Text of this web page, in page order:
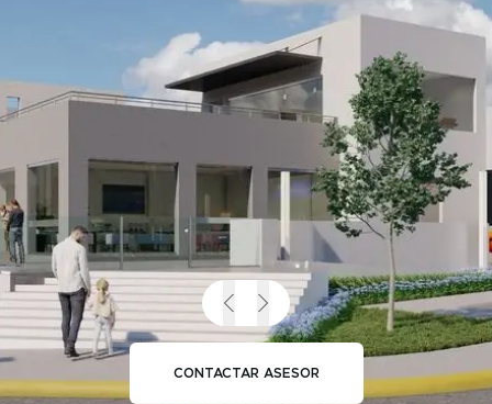
CONTACTAR ASESOR